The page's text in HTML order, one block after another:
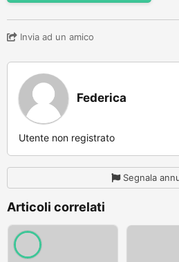
Invia ad un amico
Federica
Utente non registrato
Segnala
Articoli correlati